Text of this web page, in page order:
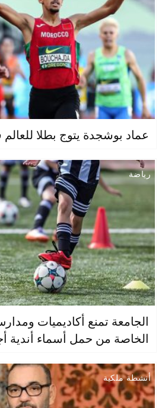
عماد بوشجدة يتوج بطلا للعالم في
رياضة
الجامعة تمنع أكاديميات
الخاصة من حمل أسماء أندية
أنشطة ملكية